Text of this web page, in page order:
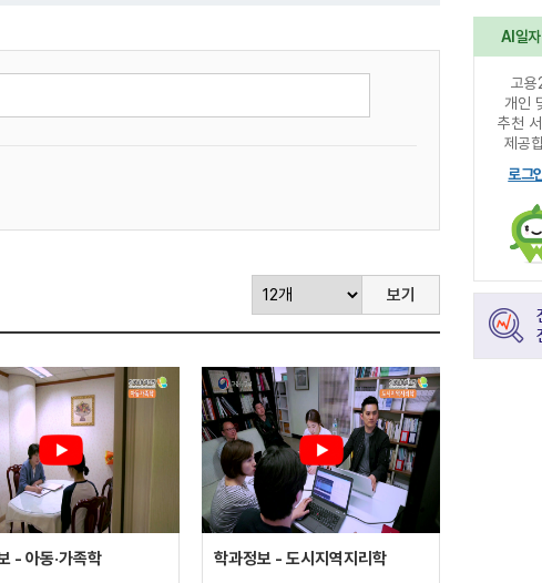
보기
- 아동·가족학
학과정보 - 도시지역지리학
AI일
고
개인
추천
제공
로그